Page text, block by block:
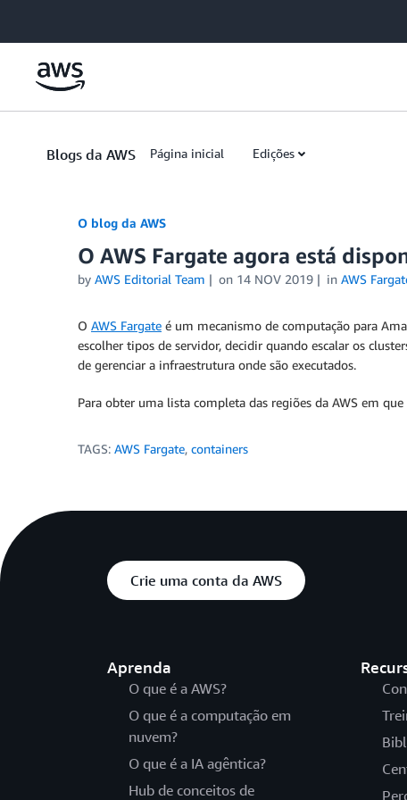
Blogs da AWS Página inicial Edições
O blog da AWS
O AWS Fargate agora está
by AWS Editorial Team on 14 NOV 2019 in AWS
O AWS Fargate é um mecanismo de computação para
escolher tipos de servidor, decidir quando escalar os
de gerenciar a infraestrutura onde são executados.
Para obter uma lista completa das regiões da AWS em
TAGS: AWS Fargate, containers
Crie uma conta da AWS
Aprenda
O que é a AWS?
O que é a computação em
nuvem?
O que é a IA agêntica?
Hub de conceitos de